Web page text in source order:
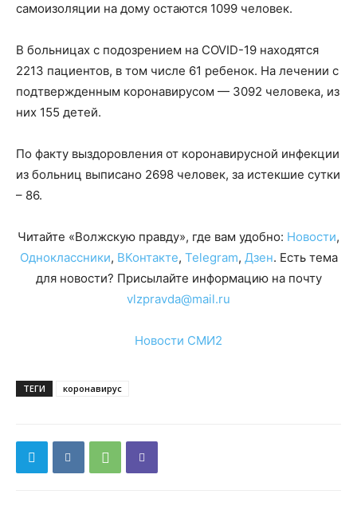
самоизоляции на дому остаются 1099 человек.
В больницах с подозрением на COVID-19 находятся
2213 пациентов, в том числе 61 ребенок. На лечении с
подтвержденным коронавирусом — 3092 человека, из
них 155 детей.
По факту выздоровления от коронавирусной инфекции
из больниц выписано 2698 человек, за истекшие сутки
– 86.
Читайте «Волжскую правду», где вам удобно: Новости,
Одноклассники, ВКонтакте, Telegram, Дзен. Есть тема
для новости? Присылайте информацию на почту
vlzpravda@mail.ru
Новости СМИ2
ТЕГИ коронавирус